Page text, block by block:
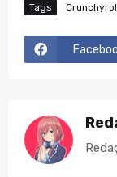
Tags